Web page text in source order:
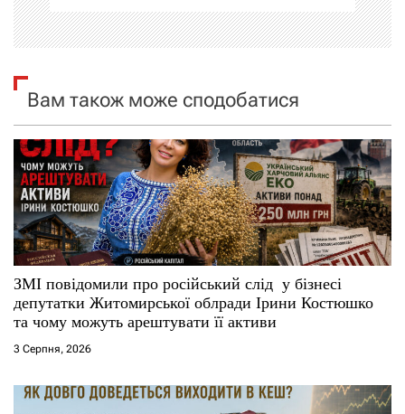
ц
і
я
з
а
п
и
с
і
Вам також може сподобатися
ЗМІ повідомили про російський слід у бізнесі
депутатки Житомирської облради Ірини Костюшко
та чому можуть арештувати її активи
3 Серпня, 2026